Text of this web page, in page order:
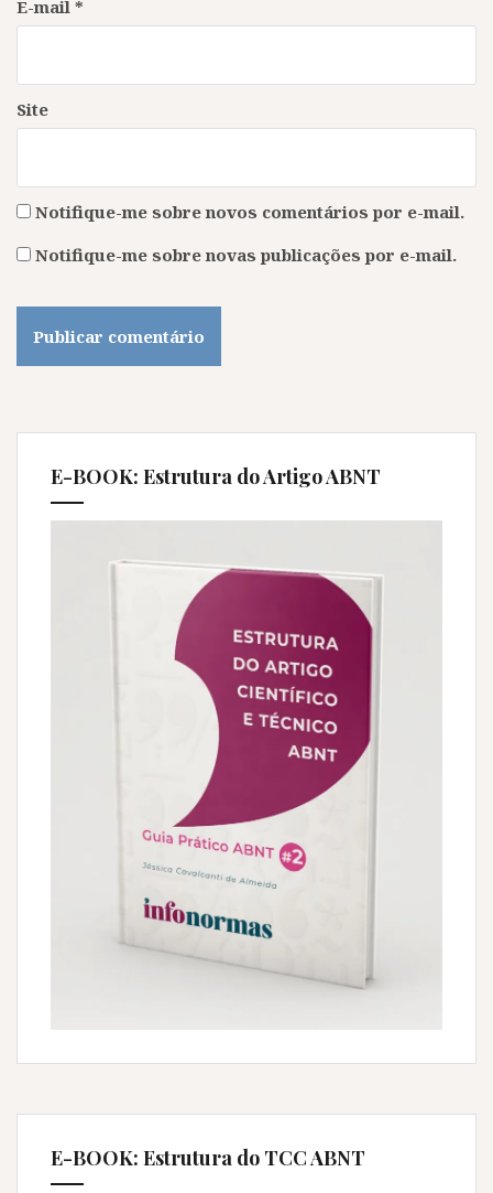
E-mail *
Site
Notifique-me sobre novos comentários por e-mail.
Notifique-me sobre novas publicações por e-mail.
E-BOOK: Estrutura do Artigo ABNT
E-BOOK: Estrutura do TCC ABNT